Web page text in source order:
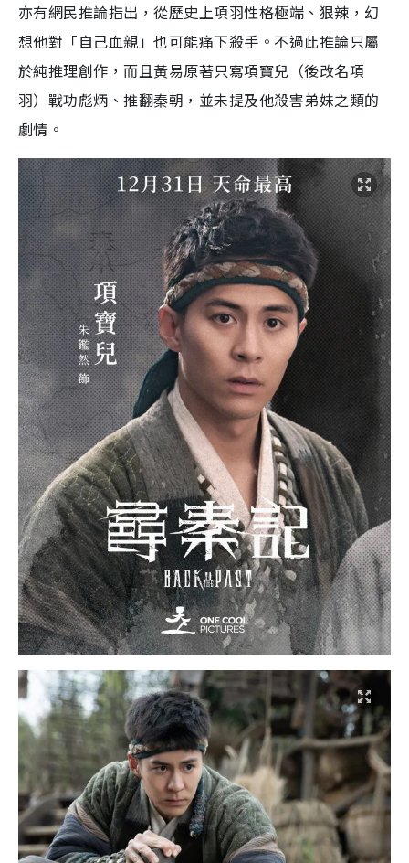
亦有網民推論指出，從歷史上項羽性格極端、狠辣，幻
想他對「自己血親」也可能痛下殺手。不過此推論只屬
於純推理創作，而且黃易原著只寫項寶兒（後改名項
羽）戰功彪炳、推翻秦朝，並未提及他殺害弟妹之類的
劇情。